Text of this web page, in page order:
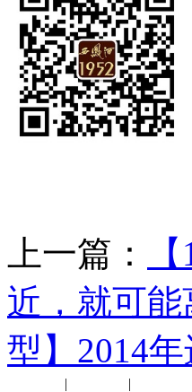
上一篇：
近，就可
型】2014
| |